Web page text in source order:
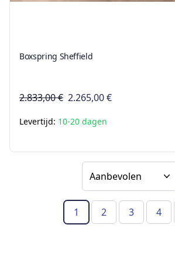
Boxspring Sheffield
2.833,00 € 2.265,00 €
Levertijd: 10-20 dagen
Sorteer op
1(Huidige pagina)
2 3 4